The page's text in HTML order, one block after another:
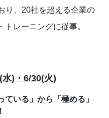
り、20社を超える企業の
レーニングに従事。